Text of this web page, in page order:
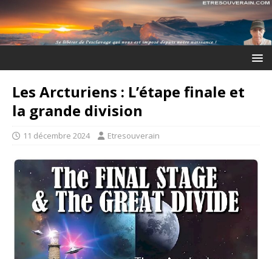
Les Arcturiens : L’étape finale et
la grande division
11 décembre 2024 Etresouverain